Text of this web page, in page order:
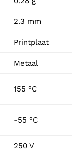
2.3 mm
Printplaat
Metaal
155 °C
-55 °C
250 V